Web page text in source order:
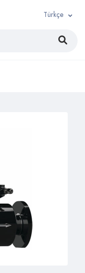
Türkçe